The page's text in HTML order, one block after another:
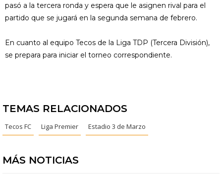
pasó a la tercera ronda y espera que le asignen rival para el
partido que se jugará en la segunda semana de febrero.
En cuanto al equipo Tecos de la Liga TDP (Tercera División),
se prepara para iniciar el torneo correspondiente.
TEMAS RELACIONADOS
Tecos FC Liga Premier Estadio 3 de Marzo
MÁS NOTICIAS